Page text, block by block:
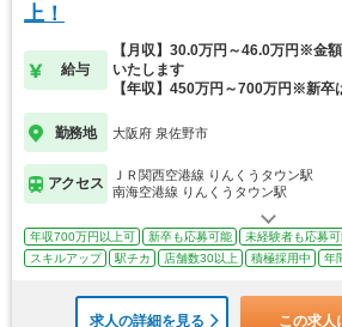
上！
給与
【月収】30.0万円～46.0万円※金
いたします
【年収】450万円～700万円※新卒
勤務地 大阪府 泉佐野市
アクセス
ＪＲ関西空港線 りんくうタウン駅
南海空港線 りんくうタウン駅
年収700万円以上可 新卒も応募可能 未経験者も応募
スキルアップ
駅チカ 店舗数30以上 積極採用中 年
求人の詳細を見る この求人